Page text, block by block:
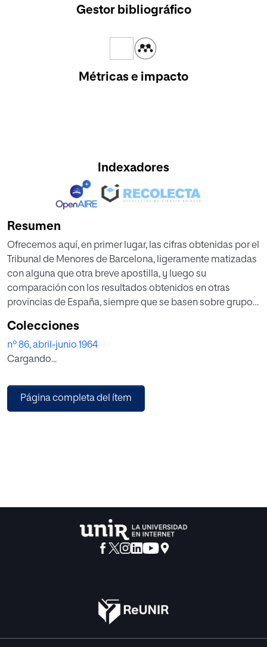
Gestor bibliográfico
Métricas e impacto
Indexadores
Resumen
Ofrecemos aquí, en primer lugar, las cifras obtenidas por el
Tribunal de Menores de Barcelona, ligeramente matizadas
con alguna que otra breve apostilla, y luego su
comparación con los resultados obtenidos en otras
provincias de España, siempre que se basen sobre grupos
examinados. Las clasificaciones que se apoyan en
conjuntos inferiores a 50 no entran en nuestra
consideración, por carecer de suficiente base estadística.
una proyección más amplia y a la vez más profunda y una
consistencia bastante sólida a sus valores significativos,
Colecciones
nº 86, abril-junio 1964
Cargando...
Página completa del ítem